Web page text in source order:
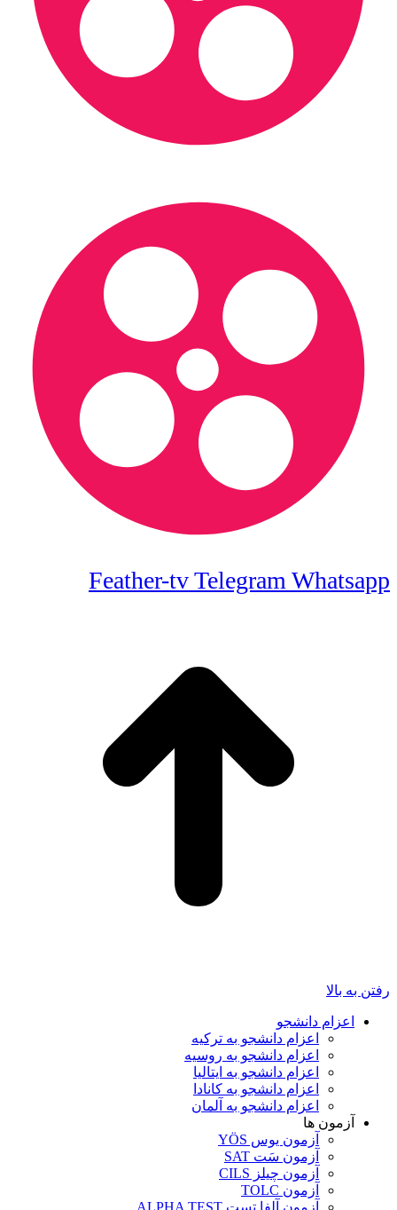
Feather-tvTelegram Whatsapp
رفتن به بالا
اعزام دانشجو
اعزام دانشجو به ترکیه
اعزام دانشجو به روسیه
اعزام دانشجو به ایتالیا
اعزام دانشجو به کانادا
اعزام دانشجو به آلمان
آزمون ها
آزمون یوس YÖS
آزمون سَت SAT
آزمون چیلز CILS‌
آزمون TOLC
آزمون آلفا تست ALPHA TEST